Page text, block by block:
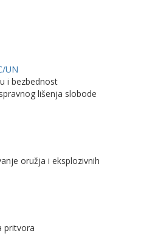
UN
i bezbednost
lišenja slobode
oružja i eksplozivnih
pritvora